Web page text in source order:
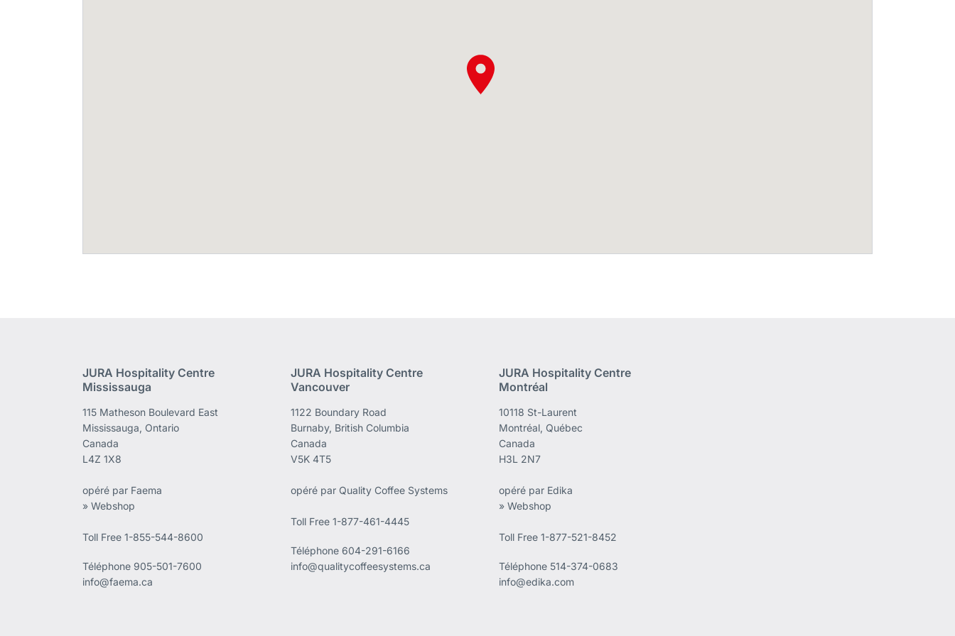
JURA Hospitality Centre
Mississauga
115 Matheson Boulevard East
Mississauga, Ontario
Canada
L4Z 1X8
opéré par Faema
» Webshop
Toll Free 1-855-544-8600
Téléphone 905-501-7600
info@faema.ca
JURA Hospitality Centre
Vancouver
1122 Boundary Road
Burnaby, British Columbia
Canada
V5K 4T5
opéré par Quality Coffee Systems
Toll Free 1-877-461-4445
Téléphone604-291-6166
info@qualitycoffeesystems.ca
JURA Hospitality Centre
Montréal
10118 St-Laurent
Montréal, Québec
Canada
H3L 2N7
opéré par Edika
» Webshop
Toll Free 1-877-521-8452
Téléphone 514-374-0683
info@edika.com